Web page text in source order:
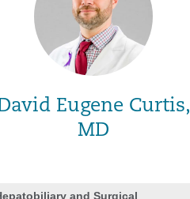
Eugene Curtis,
MD
and Surgical